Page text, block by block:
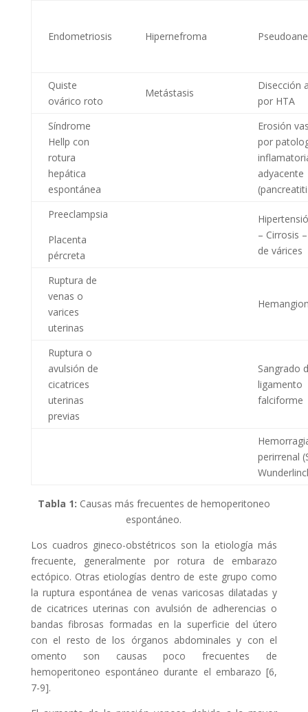
Endometriosis Hipernefroma
Quiste
ovárico roto
Metástasis
Disección
por HTA
Síndrome
Hellp con
rotura
hepática
espontánea
Erosión
por
adyacente
Preeclampsia
Placenta
pércreta
– Cirrosis
de várices
Ruptura de
venas o
varices
uterinas
Ruptura o
avulsión de
cicatrices
uterinas
previas
Sangrado
ligamento
falciforme
perirrenal
Tabla 1: Causas más frecuentes de hemoperitoneo
espontáneo.
Los cuadros gineco-obstétricos son la etiología más
frecuente, generalmente por rotura de embarazo
ectópico. Otras etiologías dentro de este grupo como
la ruptura espontánea de venas varicosas dilatadas y
de cicatrices uterinas con avulsión de adherencias o
bandas fibrosas formadas en la superficie del útero
con el resto de los órganos abdominales y con el
omento son causas poco frecuentes de
hemoperitoneo espontáneo durante el embarazo [6,
7-9].